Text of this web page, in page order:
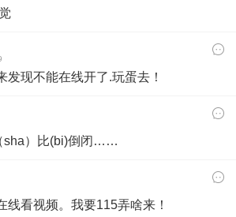
发现不能在线开了.玩蛋去！
sha）比(bi)倒闭……
线看视频。我要115弄啥来！